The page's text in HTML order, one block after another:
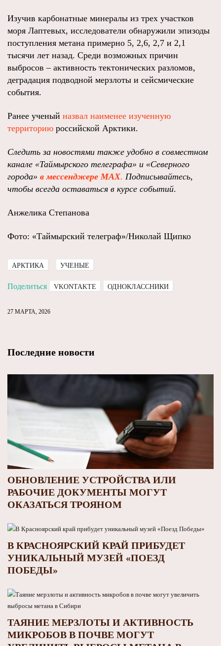
Изучив карбонатные минералы из трех участков
моря Лаптевых, исследователи обнаружили эпизоды
поступления метана примерно 5, 2,6, 2,7 и 2,1
тысячи лет назад. Среди возможных причин
выбросов – активность тектонических разломов,
деградация подводной мерзлоты и сейсмические
события.
Ранее ученый назвал наименее изученную
территорию российской Арктики.
Следить за новостями также удобно в совместном
канале «Таймырского телеграфа» и «Северного
города» в мессенджере MAX. Подписывайтесь,
чтобы всегда оставаться в курсе событий.
Анжелика Степанова
Фото: «Таймырский телеграф»/Николай Щипко
АРКТИКА УЧЕНЫЕ
Поделиться VKONTAKTE ОДНОКЛАССНИКИ
27 МАРТА, 2026
Последние новости
ОБНОВЛЕНИЕ УСТРОЙСТВА ИЛИ
РАБОЧИЕ ДОКУМЕНТЫ МОГУТ
ОКАЗАТЬСЯ ТРОЯНОМ
В КРАСНОЯРСКИЙ КРАЙ ПРИБУДЕТ
УНИКАЛЬНЫЙ МУЗЕЙ «ПОЕЗД
ПОБЕДЫ»
ТАЯНИЕ МЕРЗЛОТЫ И АКТИВНОСТЬ
МИКРОБОВ В ПОЧВЕ МОГУТ